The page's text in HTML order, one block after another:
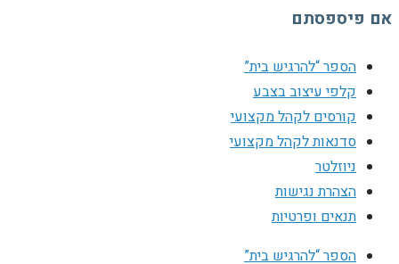
אם פיספסתם
הספר “להרגיש בית”
קלפי עיצוב בצבע
קורסים לקהל מקצועי
סדנאות לקהל מקצועי
ניוזלטר
הצהרת נגישות
תנאים ופרטיות
הספר “להרגיש בית”